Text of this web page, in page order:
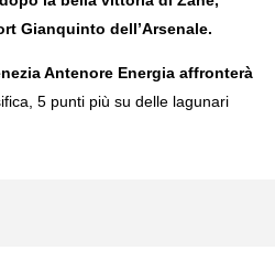
Gianquinto dell’Arsenale.
Antenore Energia affronterà
5 punti più su delle lagunari